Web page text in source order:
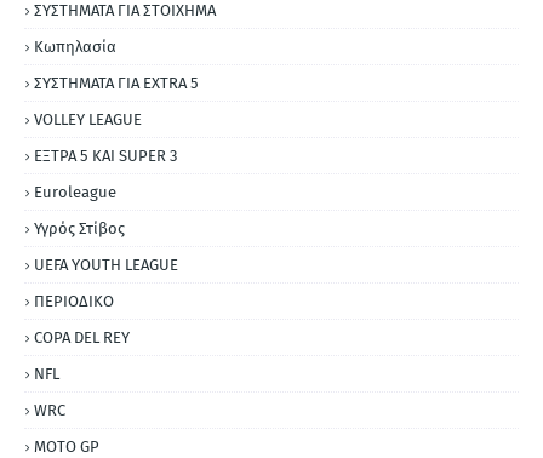
ΣΥΣΤΗΜΑΤΑ ΓΙΑ ΣΤΟΙΧΗΜΑ
Κωπηλασία
ΣΥΣΤΗΜΑΤΑ ΓΙΑ ΕΧΤRΑ 5
VOLLEY LEAGUE
ΕΞΤΡΑ 5 ΚΑΙ SUPER 3
Εuroleague
Υγρός Στίβος
UEFA YOUTH LEAGUE
ΠΕΡΙΟΔΙΚΟ
COPA DEL REY
NFL
WRC
MOTO GP